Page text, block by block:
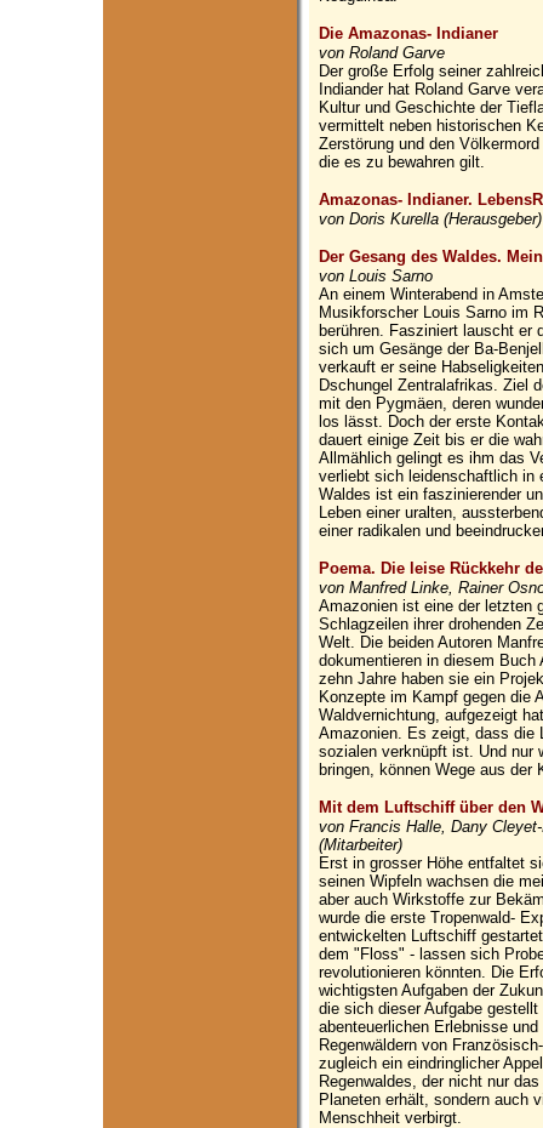
Die Amazonas- Indianer
von Roland Garve
Der große Erfolg seiner
Indiander hat Roland Garve
Kultur und Geschichte der
vermittelt neben historischen
Zerstörung und den
die es zu bewahren gilt.
Amazonas- Indianer.
von Doris Kurella (Herausgeber)
Der Gesang des Waldes.
von Louis Sarno
An einem Winterabend in
Musikforscher Louis Sarno im
berühren. Fasziniert lauscht er
sich um Gesänge der Ba-
verkauft er seine
Dschungel Zentralafrikas. Ziel
mit den Pygmäen, deren
los lässt. Doch der erste
dauert einige Zeit bis er die
Allmählich gelingt es ihm das
verliebt sich leidenschaftlich in
Waldes ist ein faszinierender
Leben einer uralten,
einer radikalen und
Poema. Die leise Rückkehr
von Manfred Linke, Rainer
Amazonien ist eine der letzten
Schlagzeilen ihrer drohenden
Welt. Die beiden Autoren
dokumentieren in diesem
zehn Jahre haben sie ein
Konzepte im Kampf gegen die
Waldvernichtung, aufgezeigt
Amazonien. Es zeigt, dass die
sozialen verknüpft ist. Und nur
bringen, können Wege aus der
Mit dem Luftschiff über den
von Francis Halle, Dany
(Mitarbeiter)
Erst in grosser Höhe entfaltet
seinen Wipfeln wachsen die
aber auch Wirkstoffe zur
wurde die erste Tropenwald-
entwickelten Luftschiff
dem "Floss" - lassen sich
revolutionieren könnten. Die
wichtigsten Aufgaben der
die sich dieser Aufgabe
abenteuerlichen Erlebnisse
Regenwäldern von
zugleich ein eindringlicher
Regenwaldes, der nicht nur
Planeten erhält, sondern auch
Menschheit verbirgt.